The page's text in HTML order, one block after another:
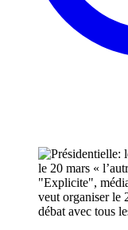
"Explicite",
veut organiser le
débat avec tous